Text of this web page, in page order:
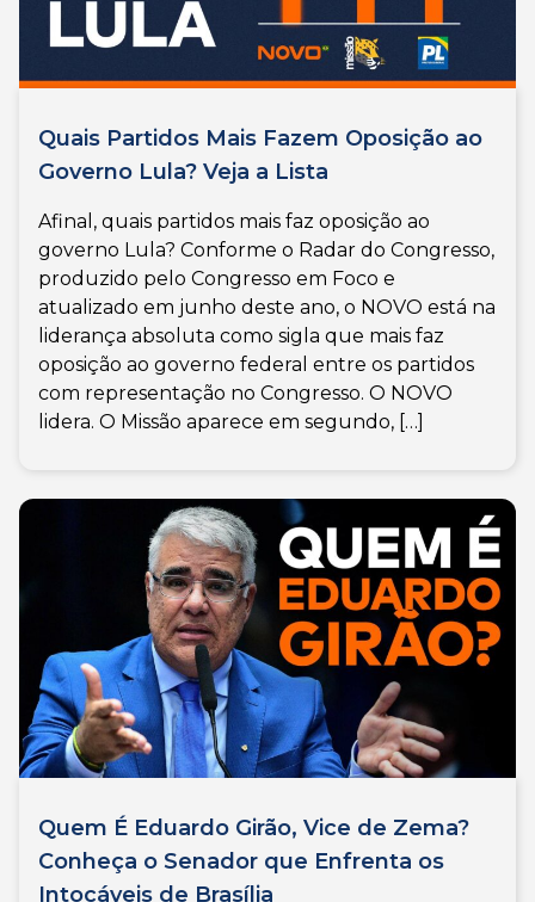
Quais Partidos Mais Fazem Oposição ao
Governo Lula? Veja a Lista
Afinal, quais partidos mais faz oposição ao
governo Lula? Conforme o Radar do Congresso,
produzido pelo Congresso em Foco e
atualizado em junho deste ano, o NOVO está na
liderança absoluta como sigla que mais faz
oposição ao governo federal entre os partidos
com representação no Congresso. O NOVO
lidera. O Missão aparece em segundo, […]
Quem É Eduardo Girão, Vice de Zema?
Conheça o Senador que Enfrenta os
Intocáveis de Brasília